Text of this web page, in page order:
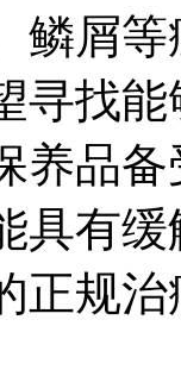
鳞屑
寻找
养品
具有
正规